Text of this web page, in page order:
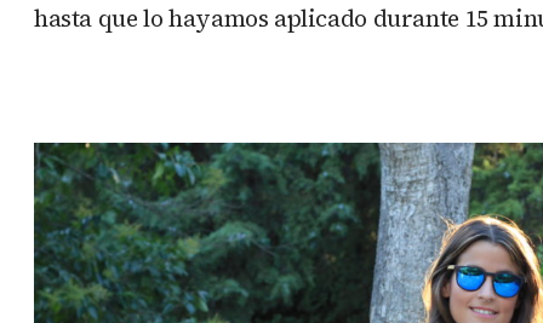
hasta que lo hayamos aplicado durante 15